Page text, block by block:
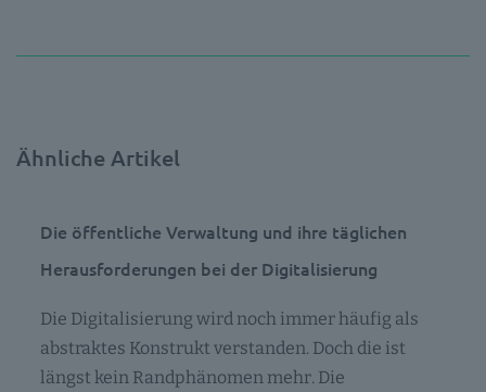
Ähnliche Artikel
Die öffentliche Verwaltung und ihre täglichen
Herausforderungen bei der Digitalisierung
Die Digitalisierung wird noch immer häufig als
abstraktes Konstrukt verstanden. Doch die ist
längst kein Randphänomen mehr. Die